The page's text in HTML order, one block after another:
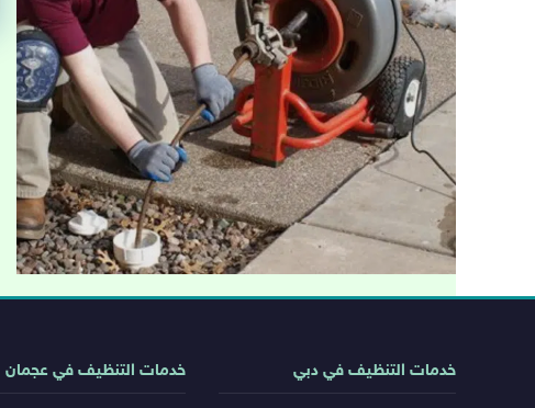
روابط
خدمات التنظيف في دبي خدمات التنظيف في عجمان